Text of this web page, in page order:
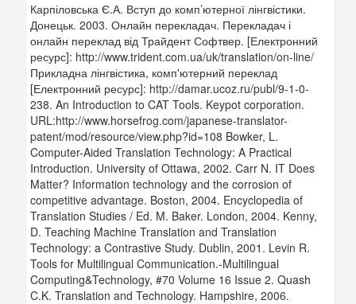
Карпіловська Є.А. Вступ до комп’ютерної лінгвістики.
Донецьк. 2003. Онлайн перекладач. Перекладач і
онлайн переклад від Трайдент Софтвер. [Електронний
ресурс]: http://www.trident.com.ua/uk/translation/on-line/
Прикладна лінгвістика, комп'ютерний переклад
[Електронний ресурс]: http://damar.ucoz.ru/publ/9-1-0-
238. An Introduction to CAT Tools. Keypot corporation.
URL:http://www.horsefrog.com/japanese-translator-
patent/mod/resource/view.php?id=108 Bowker, L.
Computer-Aided Translation Technology: A Practical
Introduction. University of Ottawa, 2002. Carr N. IT Does
Matter? Information technology and the corrosion of
competitive advantage. Boston, 2004. Encyclopedia of
Translation Studies / Ed. M. Baker. London, 2004. Kenny,
D. Teaching Machine Translation and Translation
Technology: a Contrastive Study. Dublin, 2001. Levin R.
Tools for Multilingual Communication.-Multilingual
Computing&Technology, #70 Volume 16 Issue 2. Quash
C.K. Translation and Technology. Hampshire, 2006.